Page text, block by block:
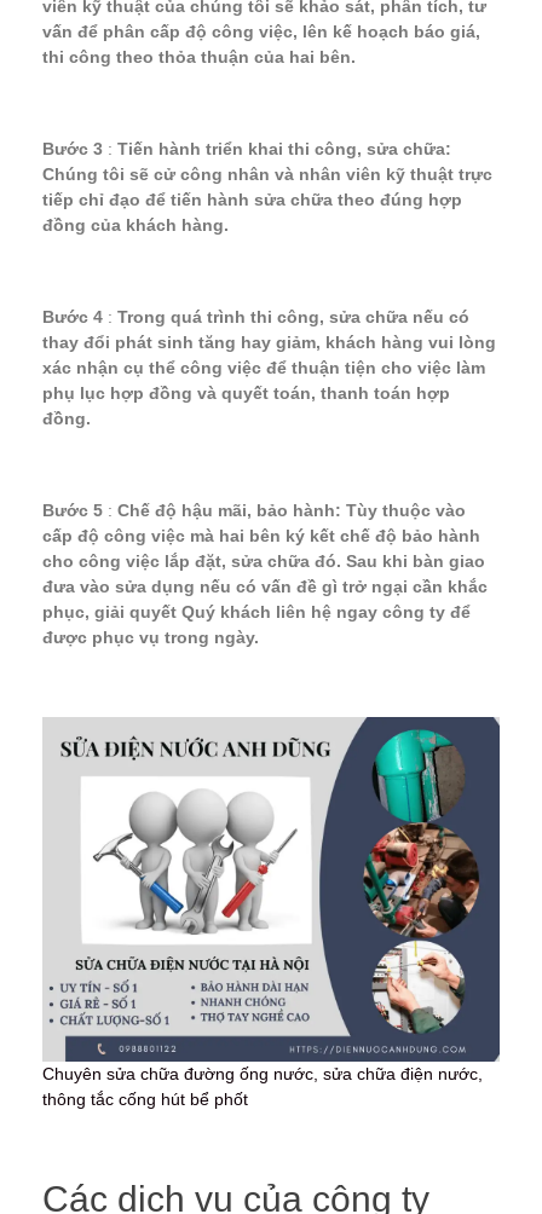
viên kỹ thuật của chúng tôi sẽ khảo sát, phân tích, tư
vấn để phân cấp độ công việc, lên kế hoạch báo giá,
thi công theo thỏa thuận của hai bên.
Bước 3 : Tiến hành triển khai thi công, sửa chữa:
Chúng tôi sẽ cử công nhân và nhân viên kỹ thuật trực
tiếp chỉ đạo để tiến hành sửa chữa theo đúng hợp
đồng của khách hàng.
Bước 4 : Trong quá trình thi công, sửa chữa nếu có
thay đổi phát sinh tăng hay giảm, khách hàng vui lòng
xác nhận cụ thể công việc để thuận tiện cho việc làm
phụ lục hợp đồng và quyết toán, thanh toán hợp
đồng.
Bước 5 : Chế độ hậu mãi, bảo hành: Tùy thuộc vào
cấp độ công việc mà hai bên ký kết chế độ bảo hành
cho công việc lắp đặt, sửa chữa đó. Sau khi bàn giao
đưa vào sửa dụng nếu có vấn đề gì trở ngại cần khắc
phục, giải quyết Quý khách liên hệ ngay công ty để
được phục vụ trong ngày.
Chuyên sửa chữa đường ống nước, sửa chữa điện nước,
thông tắc cống hút bể phốt
Các dịch vụ của công ty